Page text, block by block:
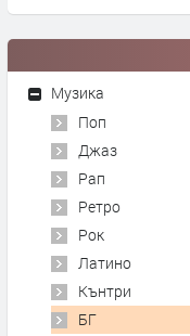
Музика
Поп
Джаз
Рап
Ретро
Рок
Латино
Кънтри
БГ